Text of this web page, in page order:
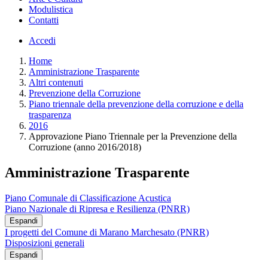
Modulistica
Contatti
Accedi
Home
Amministrazione Trasparente
Altri contenuti
Prevenzione della Corruzione
Piano triennale della prevenzione della corruzione e della
trasparenza
2016
Approvazione Piano Triennale per la Prevenzione della
Corruzione (anno 2016/2018)
Amministrazione Trasparente
Piano Comunale di Classificazione Acustica
Piano Nazionale di Ripresa e Resilienza (PNRR)
Espandi
I progetti del Comune di Marano Marchesato (PNRR)
Disposizioni generali
Espandi